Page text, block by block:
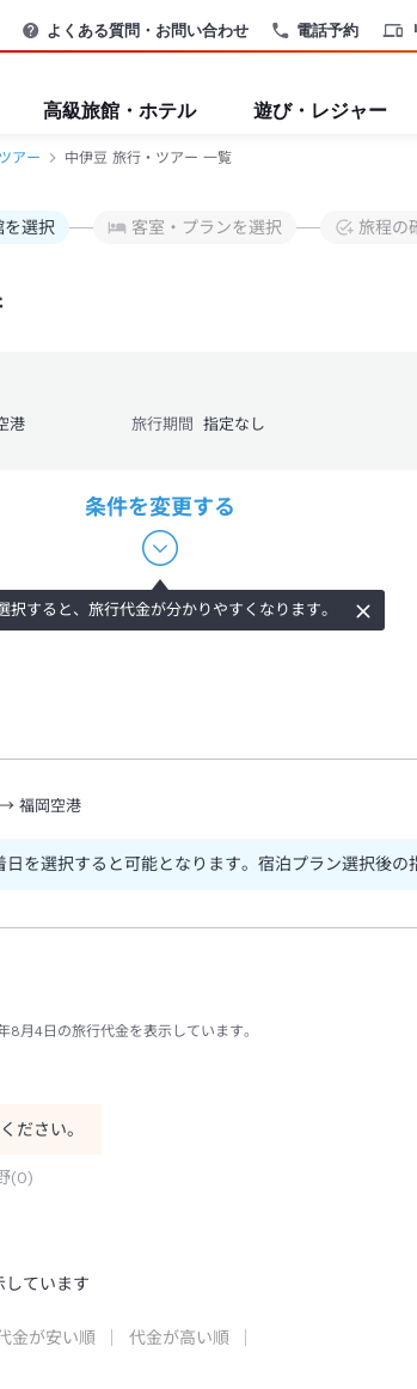
電話予約
よくある質問・お問い合わせ
高級旅館・ホテル 遊び・レジャー
アー 中伊豆 旅行・ツアー 一覧
選択 客室・プランを選択 旅程の
港 旅行期間 指定なし
択すると、旅行代金が分かりやすくなります。
→ 福岡空港
を選択すると可能となります。宿泊プラン選択後の
月4日の旅行代金を表示しています。
ださい。
(0)
しています
金が安い順 代金が高い順